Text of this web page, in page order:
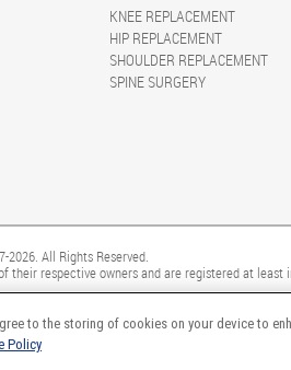
KNEE REPLACEMENT
HIP REPLACEMENT
SHOULDER REPLACEMENT
SPINE SURGERY
All Rights Reserved.
their respective owners and are registered at least
to the storing of cookies on your device to
Policy